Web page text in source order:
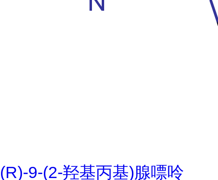
(R)-9-(2-羟基丙基)腺嘌呤